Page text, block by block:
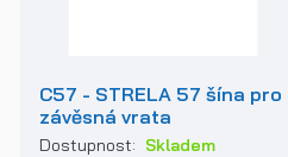
C57 - STRELA 57 šína pro
závěsná vrata
Dostupnost: Skladem